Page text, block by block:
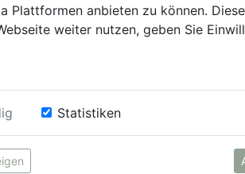
Plattformen anbieten zu können.
weiter nutzen, geben Sie
Statistiken